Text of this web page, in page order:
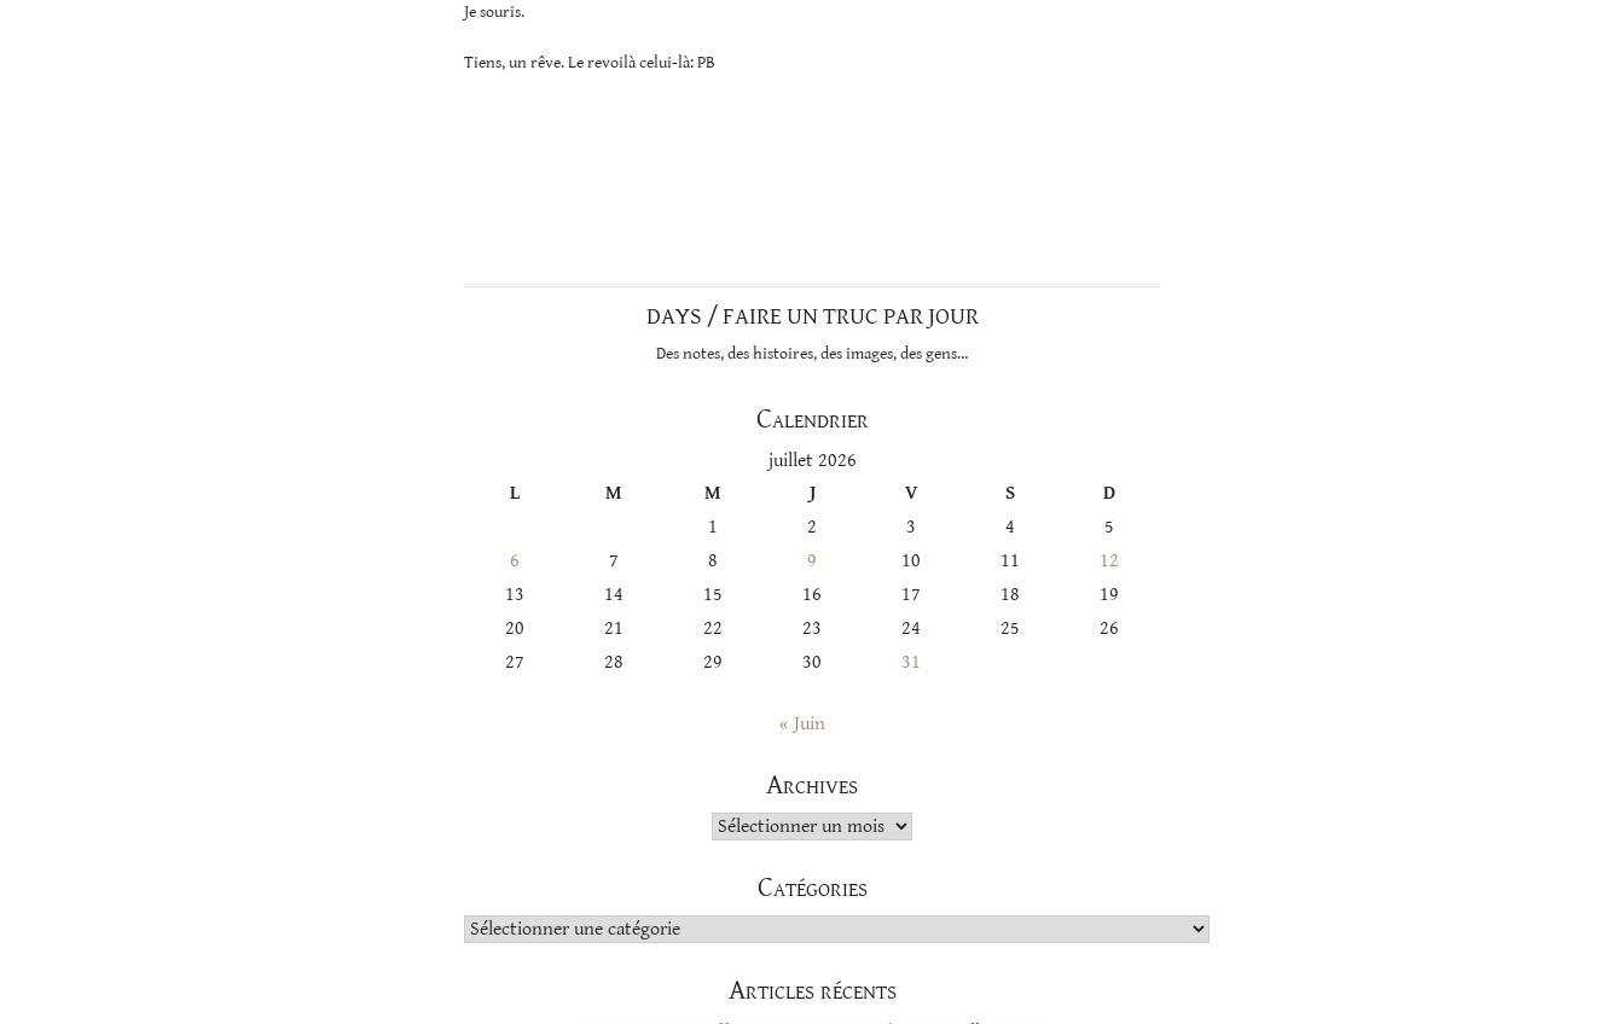
Je souris.
Tiens, un rêve. Le revoilà celui-là: PB
DAYS / FAIRE UN TRUC PAR JOUR
Des notes, des histoires, des images, des gens…
Calendrier
juillet 2026
L
M M J V S
D
1
2 3 4
5
6
7 8 9 10 11
12
13
14 15 16 17 18
19
20
21 22 23 24 25
26
27
28 29 30 31
« Juin
Archives
Archives
Catégories
Catégories
Articles récents